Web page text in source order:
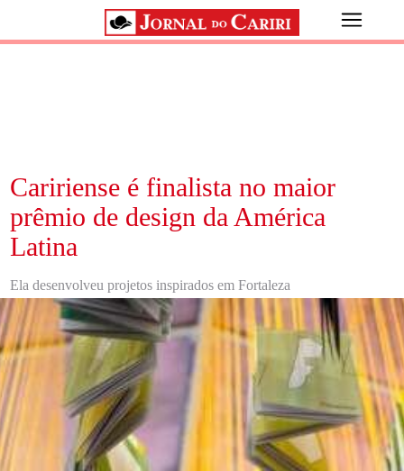
Caririense é finalista no maior
prêmio de design da América
Latina
Ela desenvolveu projetos inspirados em Fortaleza